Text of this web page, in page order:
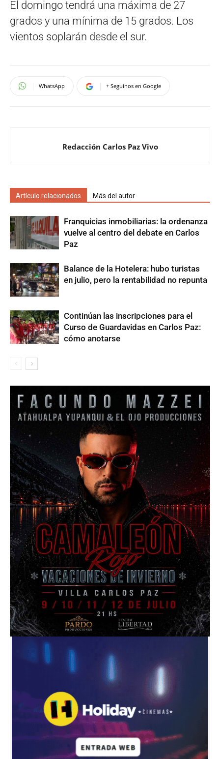
El domingo tendrá una máxima de 27
grados y una mínima de 15 grados. Los
vientos soplarán desde el sur.
WhatsApp + Seguinos en Google
Redacción Carlos Paz Vivo
Artículo relacionados Más del autor
Franquicias inmobiliarias: la ordenanza
vuelve al centro del debate en Carlos
Paz
Balance de la Hotelera: hubo turistas
en julio, pero la rentabilidad no repunta
Continúan las inscripciones para el
Curso de Guardavidas en Carlos Paz:
cómo anotarse